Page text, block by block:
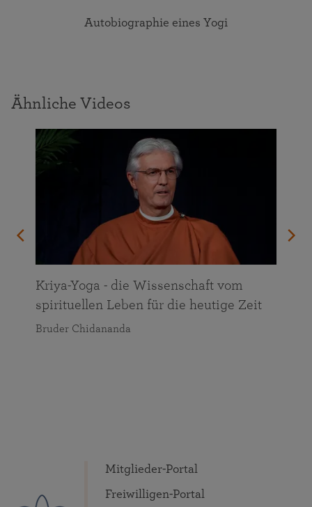
Autobiographie eines Yogi
Ähnliche Videos
Kriya-Yoga - die Wissenschaft vom
spirituellen Leben für die heutige Zeit
Bruder Chidananda
Mitglieder-Portal
Freiwilligen-Portal